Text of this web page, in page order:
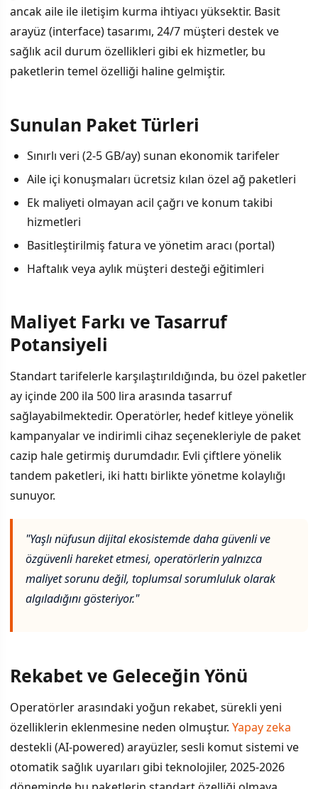
Rekabet ve Geleceğin Yönü
ancak aile ile iletişim kurma ihtiyacı yüksektir. Basit
arayüz (interface) tasarımı, 24/7 müşteri destek ve
sağlık acil durum özellikleri gibi ek hizmetler, bu
paketlerin temel özelliği haline gelmiştir.
Sunulan Paket Türleri
Sınırlı veri (2-5 GB/ay) sunan ekonomik tarifeler
Aile içi konuşmaları ücretsiz kılan özel ağ paketleri
Ek maliyeti olmayan acil çağrı ve konum takibi
hizmetleri
Basitleştirilmiş fatura ve yönetim aracı (portal)
Haftalık veya aylık müşteri desteği eğitimleri
Maliyet Farkı ve Tasarruf
Potansiyeli
Standart tarifelerle karşılaştırıldığında, bu özel paketler
ay içinde 200 ila 500 lira arasında tasarruf
sağlayabilmektedir. Operatörler, hedef kitleye yönelik
kampanyalar ve indirimli cihaz seçenekleriyle de paket
cazip hale getirmiş durumdadır. Evli çiftlere yönelik
tandem paketleri, iki hattı birlikte yönetme kolaylığı
sunuyor.
"Yaşlı nüfusun dijital ekosistemde daha güvenli ve
özgüvenli hareket etmesi, operatörlerin yalnızca
maliyet sorunu değil, toplumsal sorumluluk olarak
algıladığını gösteriyor."
Rekabet ve Geleceğin Yönü
Operatörler arasındaki yoğun rekabet, sürekli yeni
özelliklerin eklenmesine neden olmuştur. Yapay zeka
destekli (AI-powered) arayüzler, sesli komut sistemi ve
otomatik sağlık uyarıları gibi teknolojiler, 2025-2026